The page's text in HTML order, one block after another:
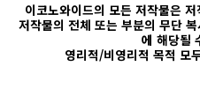
이코노와이드의 모든 저작물은
저작물의 전체 또는 부분의 무단
에 해당될
영리적/비영리적 목적 모